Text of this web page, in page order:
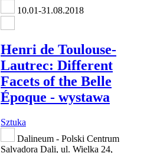
10.01-31.08.2018
Henri de Toulouse-
Lautrec: Different
Facets of the Belle
Époque - wystawa
Sztuka
Dalineum - Polski Centrum
Salvadora Dali, ul. Wielka 24,